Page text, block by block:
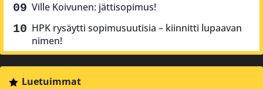
Ville Koivunen: jättisopimus!
HPK rysäytti sopimusuutisia – kiinnitti lupaavan
nimen!
Luetuimmat